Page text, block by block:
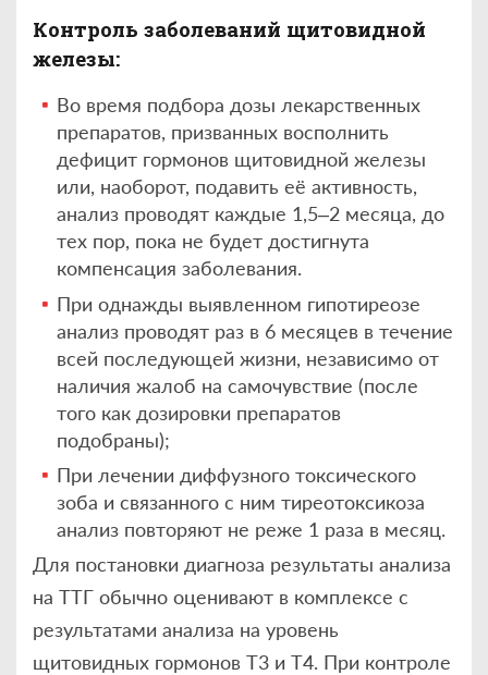
Контроль заболеваний щитовидной
железы:
Во время подбора дозы лекарственных
препаратов, призванных восполнить
дефицит гормонов щитовидной железы
или, наоборот, подавить её активность,
анализ проводят каждые 1,5–2 месяца, до
тех пор, пока не будет достигнута
компенсация заболевания.
При однажды выявленном гипотиреозе
анализ проводят раз в 6 месяцев в течение
всей последующей жизни, независимо от
наличия жалоб на самочувствие (после
того как дозировки препаратов
подобраны);
При лечении диффузного токсического
зоба и связанного с ним тиреотоксикоза
анализ повторяют не реже 1 раза в месяц.
Для постановки диагноза результаты анализа
на ТТГ обычно оценивают в комплексе с
результатами анализа на уровень
щитовидных гормонов Т3 и Т4. При контроле